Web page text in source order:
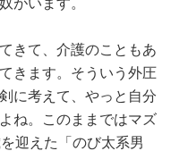
がいます。
きて、介護のこともあ
きます。そういう外圧
に考えて、やっと自分
ね。このままではマズ
迎えた「のび太系男